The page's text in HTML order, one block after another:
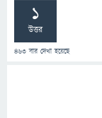
1
উত্তর
463 বার দেখা হয়েছে